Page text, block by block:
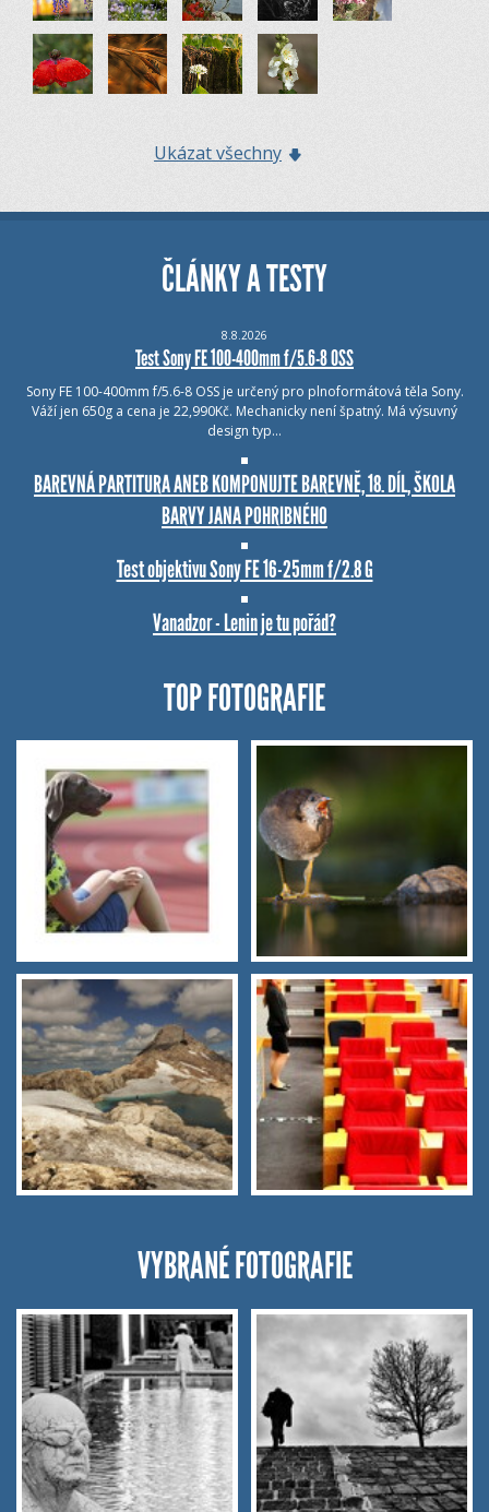
Ukázat všechny
ČLÁNKY A TESTY
8.8.2026
Test Sony FE 100-400mm f/5.6-8 OSS
Sony FE 100-400mm f/5.6-8 OSS je určený pro plnoformátová těla Sony.
Váží jen 650g a cena je 22,990Kč. Mechanicky není špatný. Má výsuvný
design typ…
BAREVNÁ PARTITURA ANEB KOMPONUJTE BAREVNĚ, 18. DÍL, ŠKOLA
BARVY JANA POHRIBNÉHO
Test objektivu Sony FE 16-25mm f/2.8 G
Vanadzor - Lenin je tu pořád?
TOP FOTOGRAFIE
VYBRANÉ FOTOGRAFIE